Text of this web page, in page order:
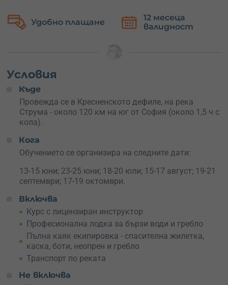
опиташ нещо ново, но нямаш време за по-дълъг
курс. Инструкторите ще се съобразят с нивото ти и
на каякинга! Ще преминеш през теория и практика,
и ще научиш как да овладяваш река клас 2 и 3.
Обучението е групово, защото каякингът е
колективен спорт, който разчита на екипната
работа.
Важно е да знаеш, че настаняването не е включено,
така че ако избереш тридневния курс, трябва
Препоръчва сеЕко селище „Дебели даб“ , където ще се
провеждат и теоретичните лекции. Там можеш да
автентично изживяване сред природата.
Освен че ще ти донесе силни емоции, каякингът е и
чудесен начин да подобриш физическата си форма, да
повишиш увереността си и да се насладиш на
невероятната природа на Кресненското дефиле
търсишнестандартен подарък
приятел, ваучерът за този курс е страхотен избор.
12 месеца
валидност
Безплатна
замяна
Условия
Къде
Провежда се в Кресненското дефиле, на река
Струма - около 120 км на юг от София (около 1,5 ч с
кола).
Кога
Обучението се организира на следните дати:
13-15 юни; 23-25 юни; 18-20 юли; 15-17 август; 19-21
септември; 17-19 октомври.
Включва
Курс с лицензиран инструктор
Професионална лодка за бързи води и гребло
Пълна каяк екипировка - спасителна жилетка,
каска, боти, неопрен и гребло
Транспорт по реката
Не включва